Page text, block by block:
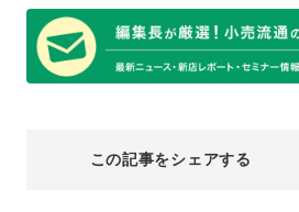
この記事をシェアする